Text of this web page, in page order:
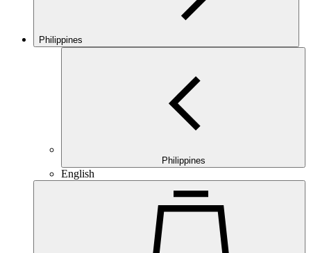
Philippines
Philippines
English